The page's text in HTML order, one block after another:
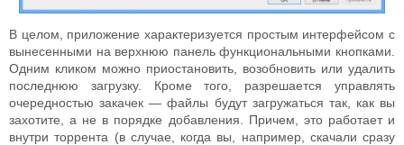
В целом, приложение характеризуется простым интерфейсом с
вынесенными на верхнюю панель функциональными кнопками.
Одним кликом можно приостановить, возобновить или удалить
последнюю загрузку. Кроме того, разрешается управлять
очередностью закачек — файлы будут загружаться так, как вы
захотите, а не в порядке добавления. Причем, это работает и
внутри торрента (в случае, когда вы, например, скачали сразу